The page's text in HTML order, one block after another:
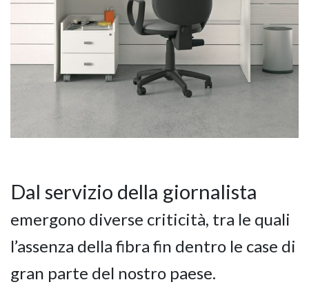
Dal servizio della giornalista
emergono diverse criticità, tra le quali
l’assenza della fibra fin dentro le case di
gran parte del nostro paese.